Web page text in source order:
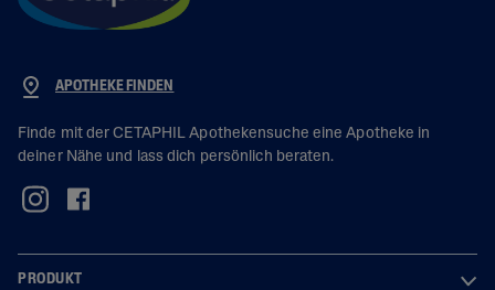
APOTHEKE FINDEN
Finde mit der CETAPHIL Apothekensuche eine Apotheke in
deiner Nähe und lass dich persönlich beraten.
PRODUKT